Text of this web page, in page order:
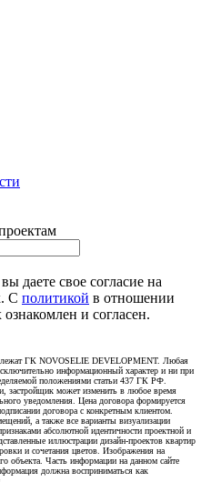
даете свое согласие на
С политикой в отношении
и согласен.
ГК NOVOSELIE DEVELOPMENT. Любая
информационный характер и ни при
положениями статьи 437 ГК РФ.
застройщик может изменить в любое время
уведомления. Цена договора формируется
договора с конкретным клиентом.
а также все варианты визуализации
абсолютной идентичности проектной и
иллюстрации дизайн-проектов квартир
и сочетания цветов. Изображения на
объекта. Часть информации на данном сайте
должна восприниматься как